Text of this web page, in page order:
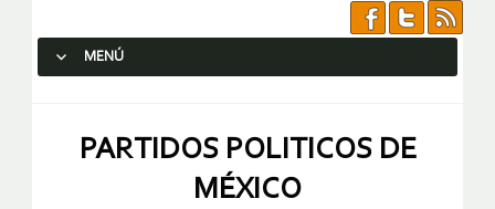
MENÚ
PARTIDOS POLITICOS DE
MÉXICO